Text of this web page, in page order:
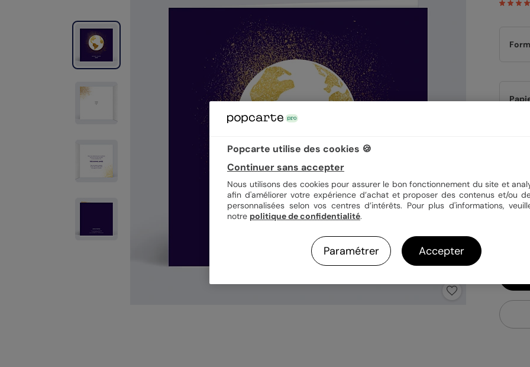
Popcarte utilise des cookies 🍪
Continuer sans accepter
Nous utilisons des cookies pour assurer le bon fonctionnement du site et
afin d'améliorer votre expérience d’achat et proposer des contenus et/ou
personnalisées selon vos centres d’intérêts. Pour plus d'informations,
notre politique de confidentialité.
Paramétrer Accepter